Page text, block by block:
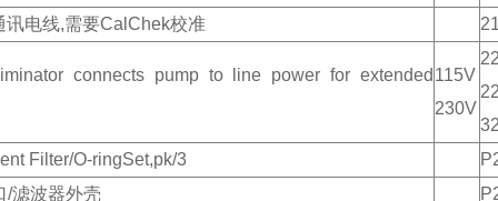
讯电线,需要CalChek校准
connects pump to line power for extended 115V
230V
Filter/O-ringSet,pk/3
/滤波器外壳